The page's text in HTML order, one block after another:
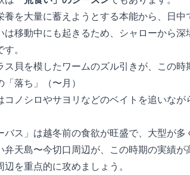
養を大量に蓄えようとする本能から、日中
は移動中にも起きるため、シャローから
。
ス貝を模したワームのズル引きが、この時
落ち」（11〜12月）
コノシロやサヨリなどのベイトを追いな
バス」は越冬前の食欲が旺盛で、大型が多
弁天島〜今切口周辺が、この時期の実績
辺を重点的に攻めましょう。